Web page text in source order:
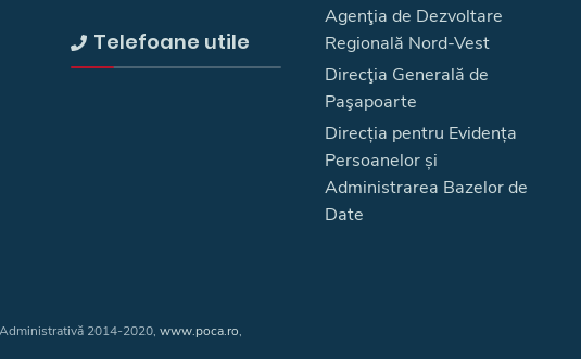
Telefoane utile
Agenţia de Dezvoltare
Regională Nord-Vest
Direcţia Generală de
Paşapoarte
Direcția pentru Evidența
Persoanelor și
Administrarea Bazelor de
Date
2014-2020, www.poca.ro,